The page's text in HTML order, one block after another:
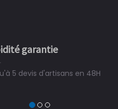
garantie
5 devis d'artisans en 48H